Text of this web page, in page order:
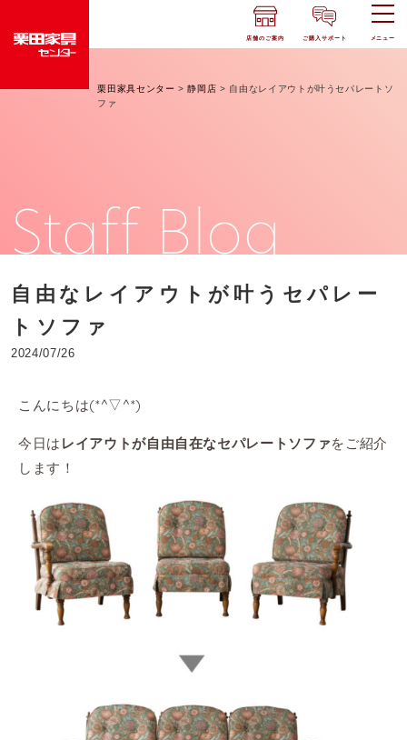
店舗のご案内 ご購入サポート メニュー
栗田家具センター >静岡店 > 自由なレイアウトが叶うセパレートソ
ファ
Staff Blog
自由なレイアウトが叶うセパレー
トソファ
2024/07/26
こんにちは(*^▽^*)
今日は レイアウトが自由自在なセパレートソファをご紹介
します！